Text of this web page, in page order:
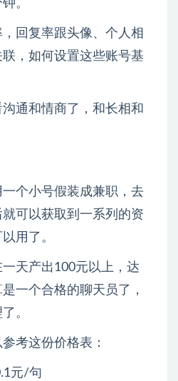
。
回复率跟头像、个人相
，如何设置这些账号基
通和情商了，和长相和
个小号假装成兼职，去
可以获取到一系列的资
用了。
天产出100元以上，达
一个合格的聊天员了，
。
考这份价格表：
元/句